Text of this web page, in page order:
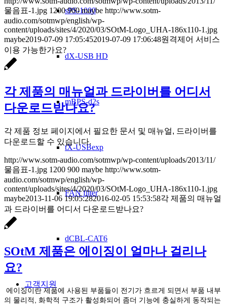
sPS-1000
dX-USB HD
mBPS-d2s
tX-USBexp
FAN filter
dCBL-CAT6
고객지원
물음표-1.jpg 1200 900 maybe http://www.sotm-
audio.com/sotmwp/english/wp-
content/uploads/sites/4/2020/03/SOtM-Logo_UHA-186x110-1.jpg
maybe2019-07-09 17:05:452019-07-09 17:06:48원격제어 서비스
이용 가능한가요?
각 제품의 매뉴얼과 드라이버를 어디서
다운로드받나요?
각 제품 정보 페이지에서 필요한 문서 및 매뉴얼, 드라이버를
다운로드할 수 있습니다.
http://www.sotm-audio.com/sotmwp/wp-content/uploads/2013/11/
물음표-1.jpg 1200 900 maybe http://www.sotm-
audio.com/sotmwp/english/wp-
content/uploads/sites/4/2020/03/SOtM-Logo_UHA-186x110-1.jpg
maybe2013-11-06 19:05:282016-02-05 15:53:58각 제품의 매뉴얼
과 드라이버를 어디서 다운로드받나요?
SOtM 제품은 에이징이 얼마나 걸리나
요?
에이징이란 제품에 사용된 부품들이 전기가 흐르게 되면서 부품 내부
의 물리적, 화학적 구조가 활성화되어 좀더 기능에 충실하게 동작되는